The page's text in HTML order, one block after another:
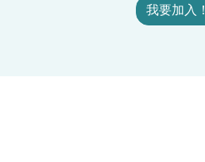
我要加入！